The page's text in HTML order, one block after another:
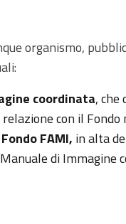
organismo,
coordinata,
con il
FAMI, in alta
di Immagine